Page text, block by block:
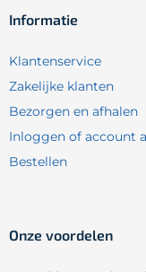
Informatie
Klantenservice
Zakelijke klanten
Bezorgen en afhalen
Inloggen of account
Bestellen
Onze voordelen